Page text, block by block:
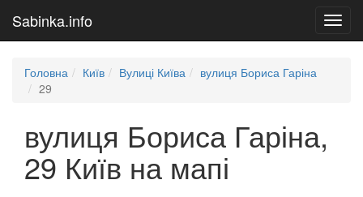
Sabinka.info
Головна Київ Вулиці Київа
вулиця Бориса Гаріна
29
вулиця Бориса Гаріна,
29 Київ на мапі